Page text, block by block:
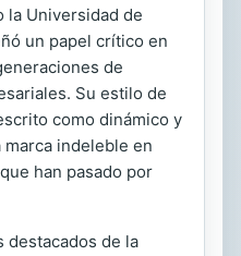
la Universidad de
un papel crítico en
de
Su estilo de
como dinámico y
indeleble en
han pasado por
destacados de la